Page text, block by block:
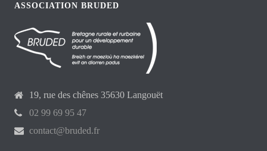
ASSOCIATION BRUDED
19, rue des chênes 35630 Langouët
02 99 69 95 47
contact@bruded.fr